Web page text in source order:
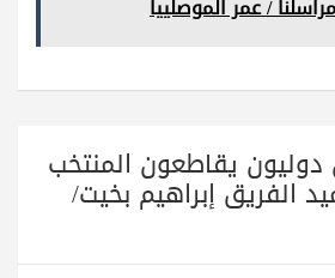
/ عمر الموصلييا
دوليون يقاطعون المنتخب
الفريق إبراهيم بخيت/